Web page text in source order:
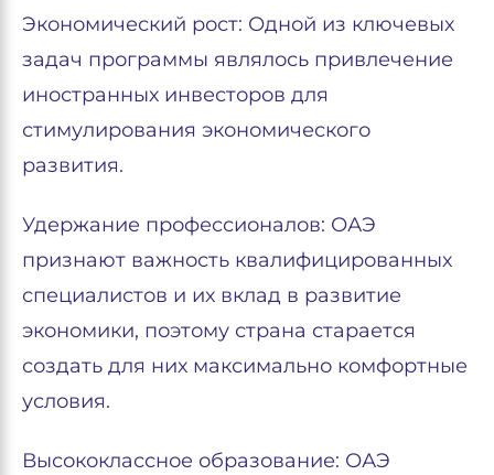
Экономический рост: Одной из ключевых
задач программы являлось привлечение
иностранных инвесторов для
стимулирования экономического
развития.
Удержание профессионалов: ОАЭ
признают важность квалифицированных
специалистов и их вклад в развитие
экономики, поэтому страна старается
создать для них максимально комфортные
условия.
Высококлассное образование: ОАЭ